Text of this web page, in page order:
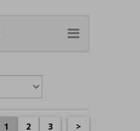
1 2 3 >